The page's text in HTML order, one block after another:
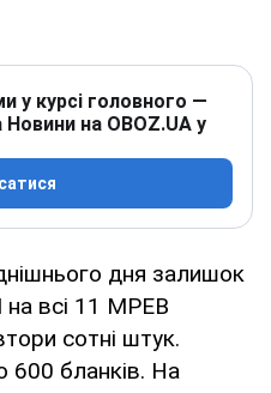
у курсі головного —
Новини на OBOZ.UA у
дня залишок
на всі 11 МРЕВ
сотні штук.
600 бланків. На